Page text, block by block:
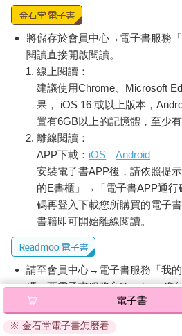
2101貝克曼廣場 #5C
布魯克林，紐約
美國
這是這公寓的地址。但每封信的寄件
碧雅甚至不知道在哪裡，但她知道其
及、蘇格蘭……對，這些信件來自世
羅莎琳德．雷諾茲。
卡絲碧雅猶豫了一下，輕摸著第一個
信，應該不會怎麼樣吧？之後爸爸還
她打開信封，拿出信，信紙折疊得很
封。紙張和信封一樣是淡綠色，上面
親愛的姊姊：
我的第一道謎題來了！這樣就算我們
行。就像之前說好的，你要猜的植物
你不知道的，而且每種都和人類世界有
你知道嗎？敏娜、爸爸和我現在已經
物學家和他失明的女兒一起環遊世界
將儲存於會員中心→電子書服務
閱讀直接開啟閱讀。
線上閱讀：
建議使用Chrome、Microsoft
果， iOS 16 或以上版本，
置有6GB以上的記憶體，至少
離線閱讀：
APP下載： iOS
Android
安裝電子書APP後，請依照提
的E書櫃」→「電子書APP通行
碼再登入下載您所購買的電子
書籍即可開始離線閱讀。
請至會員中心→電子書服務「我
碼』至電子書服務商Readmoo進
退換貨須知：
因版權保護，您在金石堂所購買
電子書
※ 金石堂電子書怎麼看